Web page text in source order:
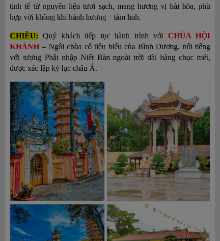
tinh tế từ nguyên liệu tươi sạch, mang hương vị hài hòa, phù
hợp với không khí hành hương – tâm linh.
CHIỀU: Quý khách tiếp tục hành trình với CHÙA HỘI
KHÁNH – Ngôi chùa cổ tiêu biểu của Bình Dương, nổi tiếng
với tượng Phật nhập Niết Bàn ngoài trời dài hàng chục mét,
được xác lập kỷ lục châu Á.